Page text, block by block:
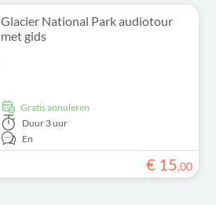
Glacier National Park audiotour
met gids
Gratis annuleren
Duur 3 uur
En
€ 15,00